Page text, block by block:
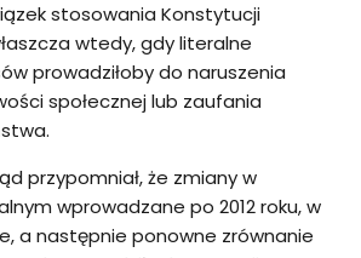
stosowania Konstytucji
wtedy, gdy literalne
prowadziłoby do naruszenia
społecznej lub zaufania
przypomniał, że zmiany w
wprowadzane po 2012 roku, w
a następnie ponowne zrównanie